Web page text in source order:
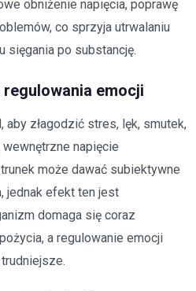
obniżenie napięcia, poprawę
co sprzyja utrwalaniu
sięgania po substancję.
emocji
aby złagodzić stres, lęk, smutek,
napięcie
może dawać subiektywne
jednak efekt ten jest
domaga się coraz
a regulowanie emocji